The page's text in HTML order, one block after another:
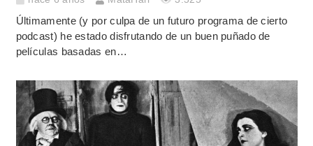
Últimamente (y por culpa de un futuro programa de cierto
podcast) he estado disfrutando de un buen puñado de
películas basadas en…